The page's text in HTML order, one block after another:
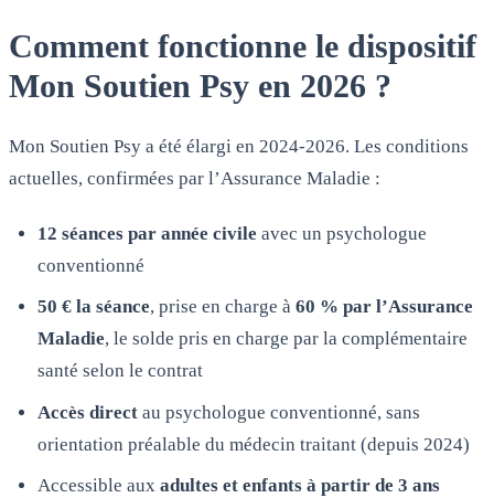
Comment fonctionne le dispositif
Mon Soutien Psy en 2026 ?
Mon Soutien Psy a été élargi en 2024-2026. Les conditions
actuelles, confirmées par l’Assurance Maladie :
12 séances par année civile avec un psychologue
conventionné
50 € la séance, prise en charge à 60 % par l’Assurance
Maladie, le solde pris en charge par la complémentaire
santé selon le contrat
Accès directau psychologue conventionné, sans
orientation préalable du médecin traitant (depuis 2024)
Accessible aux adultes et enfants à partir de 3 ans